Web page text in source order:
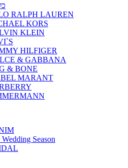
RALPH LAUREN
KORS
KLEIN
HILFIGER
& GABBANA
& BONE
MARANT
Season